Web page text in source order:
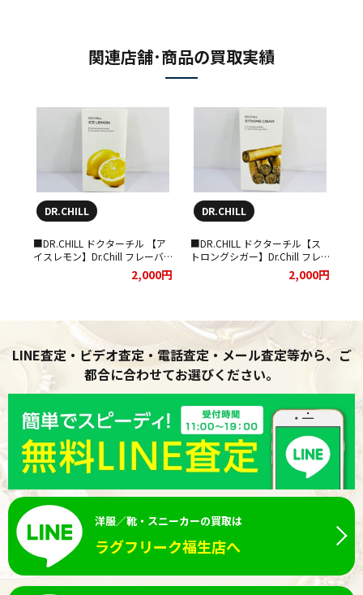
関連店舗･商品の買取実績
DR.CHILL
■DR.CHILL ドクターチル 【ア
イスレモン】Dr.Chill フレーバ
ーをお買取りさせていただきま
2,000円
DR.CHILL
■DR.CHILL ドクターチル【ス
トロングシガー】Dr.Chill フレ
ーバーをお買取りさせていただ
2,000円
LINE査定・ビデオ査定・電話査定・メール査定等から、ご
都合に合わせてお選びください。
洋服／靴・スニーカーの買取は
ラグフリーク福生店へ